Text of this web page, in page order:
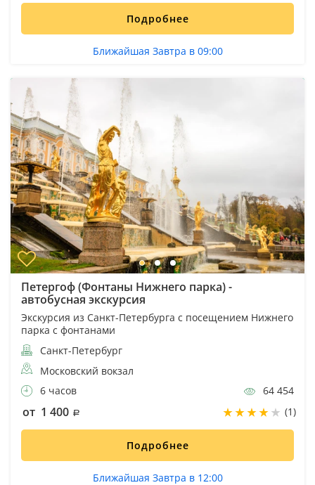
Подробнее
Ближайшая Завтра в 09:00
Петергоф (Фонтаны Нижнего парка) -
автобусная экскурсия
Экскурсия из Санкт-Петербурга с посещением Нижнего
парка с фонтанами
Санкт-Петербург
Московский вокзал
6 часов
64 454
от 1 400 (1)
Подробнее
Ближайшая Завтра в 12:00